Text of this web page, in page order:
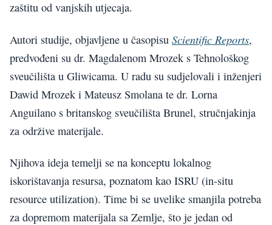
zaštitu od vanjskih utjecaja.
Autori studije, objavljene u časopisu Scientific Reports,
predvođeni su dr. Magdalenom Mrozek s Tehnološkog
sveučilišta u Gliwicama. U radu su sudjelovali i inženjeri
Dawid Mrozek i Mateusz Smolana te dr. Lorna
Anguilano s britanskog sveučilišta Brunel, stručnjakinja
za održive materijale.
Njihova ideja temelji se na konceptu lokalnog
iskorištavanja resursa, poznatom kao ISRU (in-situ
resource utilization). Time bi se uvelike smanjila potreba
za dopremom materijala sa Zemlje, što je jedan od